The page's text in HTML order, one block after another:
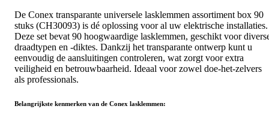
De Conex transparante universele lasklemmen assortiment box 90
stuks (CH30093) is dé oplossing voor al uw elektrische installaties.
Deze set bevat 90 hoogwaardige lasklemmen, geschikt voor
draadtypen en -diktes. Dankzij het transparante ontwerp kunt u
eenvoudig de aansluitingen controleren, wat zorgt voor extra
veiligheid en betrouwbaarheid. Ideaal voor zowel doe-het-zelvers
als professionals.
Belangrijkste kenmerken van de Conex lasklemmen: